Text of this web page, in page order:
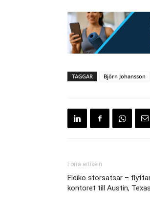
TAGGAR Björn Johansson
Förra artikeln
Eleiko storsatsar –
kontoret till Austin, Texas